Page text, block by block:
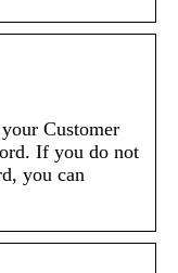
Customer
If you do not
you can